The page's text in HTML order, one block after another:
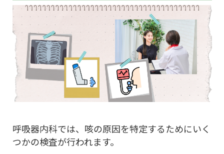
呼吸器内科では、咳の原因を特定するためにいく
つかの検査が行われます。